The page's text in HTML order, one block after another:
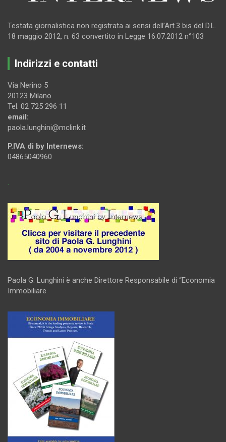
Testata giornalistica non registrata ai sensi dell’Art.3 bis del D.L.
18 maggio 2012, n. 63 convertito in Legge 16.07.2012 n°103
Indirizzi e contatti
Via Nerino 5
20123 Milano
Tel. 02 725 296 11
email:
paola.lunghini@mclink.it
P.IVA di by Internews:
04865040960
.
Paola G. Lunghini è anche Direttore Responsabile di “Economia
Immobiliare